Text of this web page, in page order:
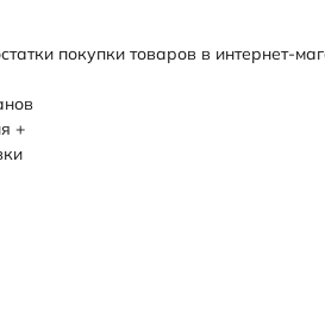
покупки товаров в интернет-